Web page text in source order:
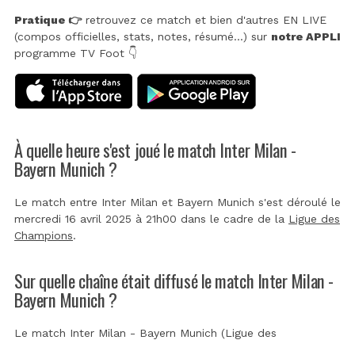
Pratique 👉retrouvez ce match et bien d'autres EN LIVE
(compos officielles, stats, notes, résumé...) sur notre APPLI
programme TV Foot 👇
À quelle heure s'est joué le match Inter Milan -
Bayern Munich ?
Le match entre Inter Milan et Bayern Munich s'est déroulé le
mercredi 16 avril 2025 à 21h00 dans le cadre de la Ligue des
Champions.
Sur quelle chaîne était diffusé le match Inter Milan -
Bayern Munich ?
Le match Inter Milan - Bayern Munich (Ligue des